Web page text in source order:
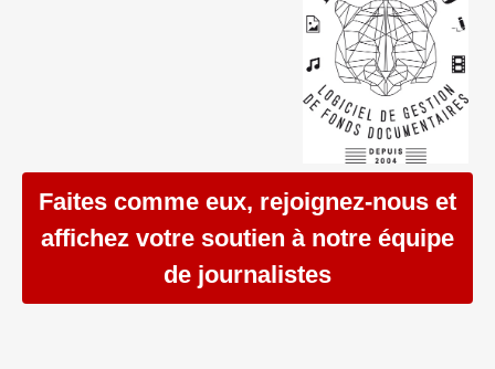
Faites comme eux, rejoignez-nous et
affichez votre soutien à notre équipe
de journalistes